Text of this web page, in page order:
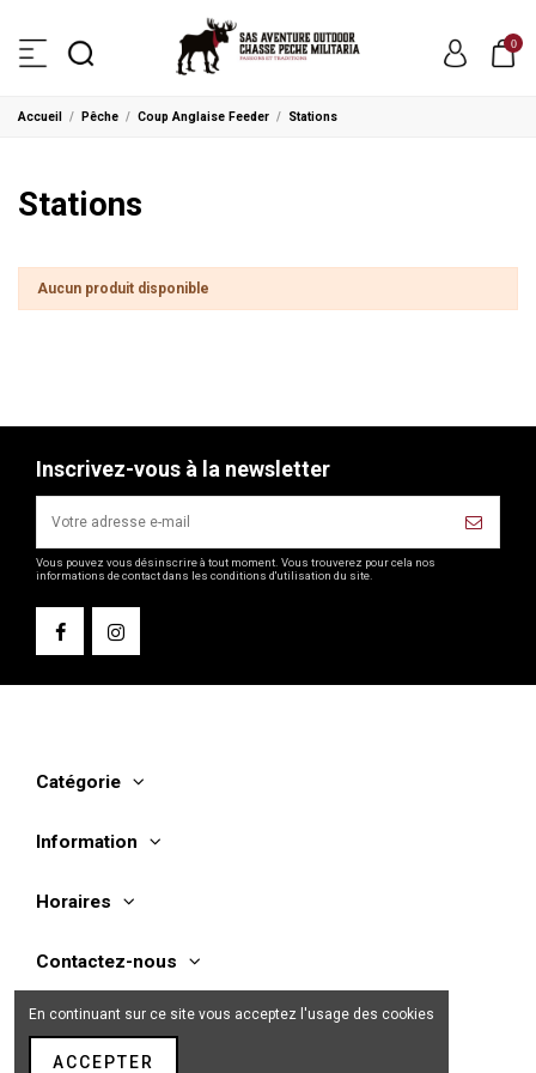
0
Accueil Pêche Coup Anglaise Feeder Stations
Stations
Aucun produit disponible
Inscrivez-vous à la newsletter
Vous pouvez vous désinscrire à tout moment. Vous trouverez pour cela nos
informations de contact dans les conditions d'utilisation du site.
Catégorie
Information
Horaires
Contactez-nous
En continuant sur ce site vous acceptez l'usage des cookies
ACCEPTER